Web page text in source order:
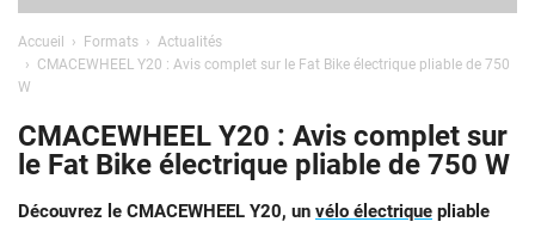
Accueil Formats
Actualités
CMACEWHEEL Y20 : Avis complet sur le Fat Bike électrique pliable de 750
W
CMACEWHEEL Y20 : Avis complet sur
le Fat Bike électrique pliable de 750 W
Découvrez le CMACEWHEEL Y20, un vélo électrique pliable